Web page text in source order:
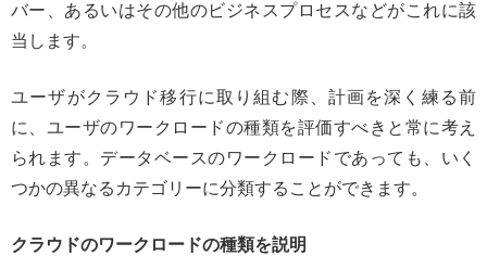
バー、あるいはその他のビジネスプロセスなどがこれに該
当します。
ユーザがクラウド移行に取り組む際、計画を深く練る前
に、ユーザのワークロードの種類を評価すべきと常に考え
られます。データベースのワークロードであっても、いく
つかの異なるカテゴリーに分類することができます。
クラウドのワークロードの種類を説明